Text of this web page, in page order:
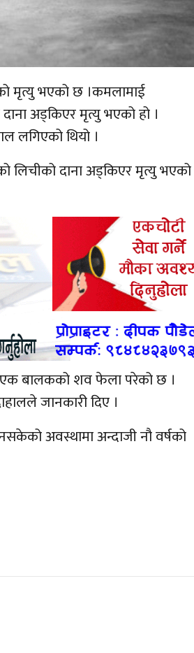
मृत्यु भएको छ ।कमलामाई
अड्किएर मृत्यु भएको हो ।
लगिएको थियो ।
लिचीको दाना अड्किएर मृत्यु भएको
एक बालकको शव फेला परेको छ ।
जानकारी दिए ।
अवस्थामा अन्दाजी नौ वर्षको